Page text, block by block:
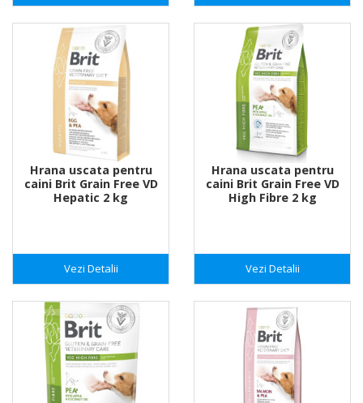
Hrana uscata pentru
caini Brit Grain Free VD
Hepatic 2 kg
Vezi Detalii
Hrana uscata pentru
caini Brit Grain Free VD
High Fibre 2 kg
Vezi Detalii